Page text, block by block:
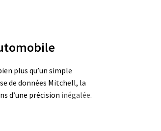
plus qu’un simple
de données Mitchell, la
d’une précision inégalée.